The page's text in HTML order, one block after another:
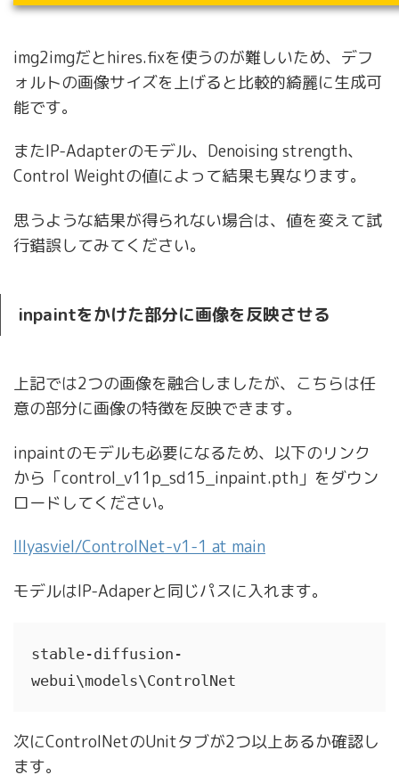
img2imgだとhires.fixを使うのが難しいため、デフ
ォルトの画像サイズを上げると比較的綺麗に生成可
能です。
またIP-Adapterのモデル、Denoising strength、
Control Weightの値によって結果も異なります。
思うような結果が得られない場合は、値を変えて試
行錯誤してみてください。
inpaintをかけた部分に画像を反映させる
上記では2つの画像を融合しましたが、こちらは任
意の部分に画像の特徴を反映できます。
inpaintのモデルも必要になるため、以下のリンク
から「control_v11p_sd15_inpaint.pth」をダウン
ロードしてください。
lllyasviel/ControlNet-v1-1 at main
モデルはIP-Adaperと同じパスに入れます。
stable-diffusion-
webui\models\ControlNet
次にControlNetのUnitタブが2つ以上あるか確認し
ます。